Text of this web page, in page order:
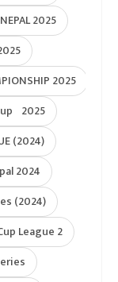
2025
2025
2025
(2024)
2024
(2024)
League 2